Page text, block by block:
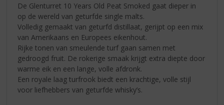
De Glenturret 10 Years Old Peat Smoked gaat dieper in
op de wereld van geturfde single malts.
Volledig gemaakt van geturfd distillaat, gerijpt op een mix
van Amerikaans en Europees eikenhout.
Rijke tonen van smeulende turf gaan samen met
gedroogd fruit. De rokerige smaak krijgt extra diepte door
warme eik en een lange, volle afdronk.
Een royale laag turfrook biedt een krachtige, volle stijl
voor liefhebbers van geturfde whisky’s.